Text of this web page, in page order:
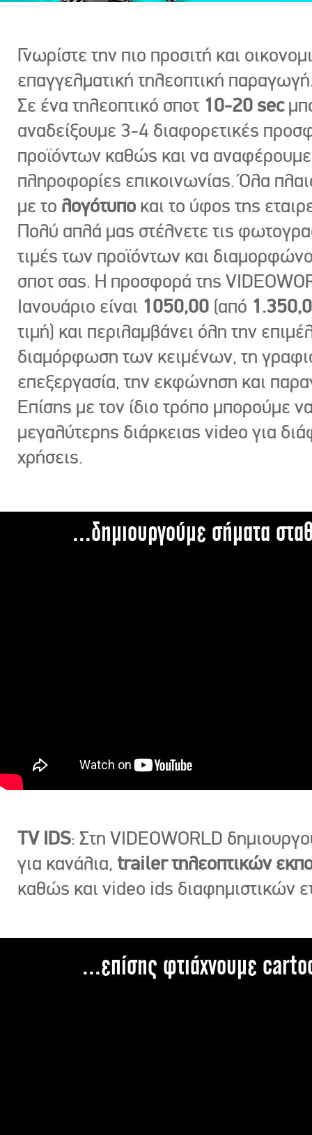
Γνωρίστε την πιο προσιτή και
επαγγελματική τηλεοπτική
Σε ένα τηλεοπτικό σποτ 10-20 sec
αναδείξουμε 3-4 διαφορετικές
προϊόντων καθώς και να
πληροφορίες επικοινωνίας. Όλα
με το λογότυπο και το ύφος της
Πολύ απλά μας στέλνετε τις
τιμές των προϊόντων και
σποτ σας. Η προσφορά της
Ιανουάριο είναι 1050,00 (από
τιμή) και περιλαμβάνει όλη την
διαμόρφωση των κειμένων, τη
επεξεργασία, την εκφώνηση και
Επίσης με τον ίδιο τρόπο μπορούμε
μεγαλύτερης διάρκειας video για
χρήσεις.
...δημιουργούμε σήματα
TV IDS: Στη VIDEOWORLD
για κανάλια, trailer τηλεοπτικών
καθώς και video ids διαφημιστικών
...επίσης φτιάχνουμε